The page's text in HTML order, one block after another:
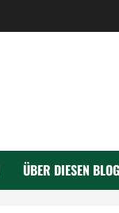
ÜBER DIESEN BLOG